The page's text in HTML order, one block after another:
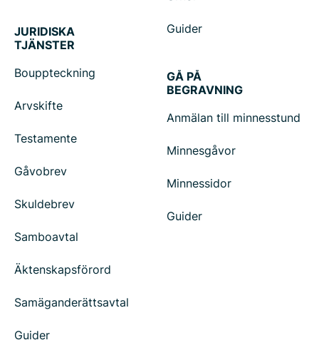
Guider
JURIDISKA
TJÄNSTER
Bouppteckning
Arvskifte
Testamente
Gåvobrev
Skuldebrev
Samboavtal
Äktenskapsförord
Samäganderättsavtal
Guider
GÅ PÅ
BEGRAVNING
Anmälan till minnesstund
Minnesgåvor
Minnessidor
Guider